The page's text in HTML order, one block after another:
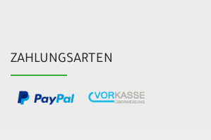
ZAHLUNGSARTEN